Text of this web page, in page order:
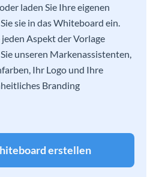
laden Sie Ihre eigenen
sie in das Whiteboard ein.
Aspekt der Vorlage
unseren Markenassistenten,
Ihr Logo und Ihre
Branding
erstellen